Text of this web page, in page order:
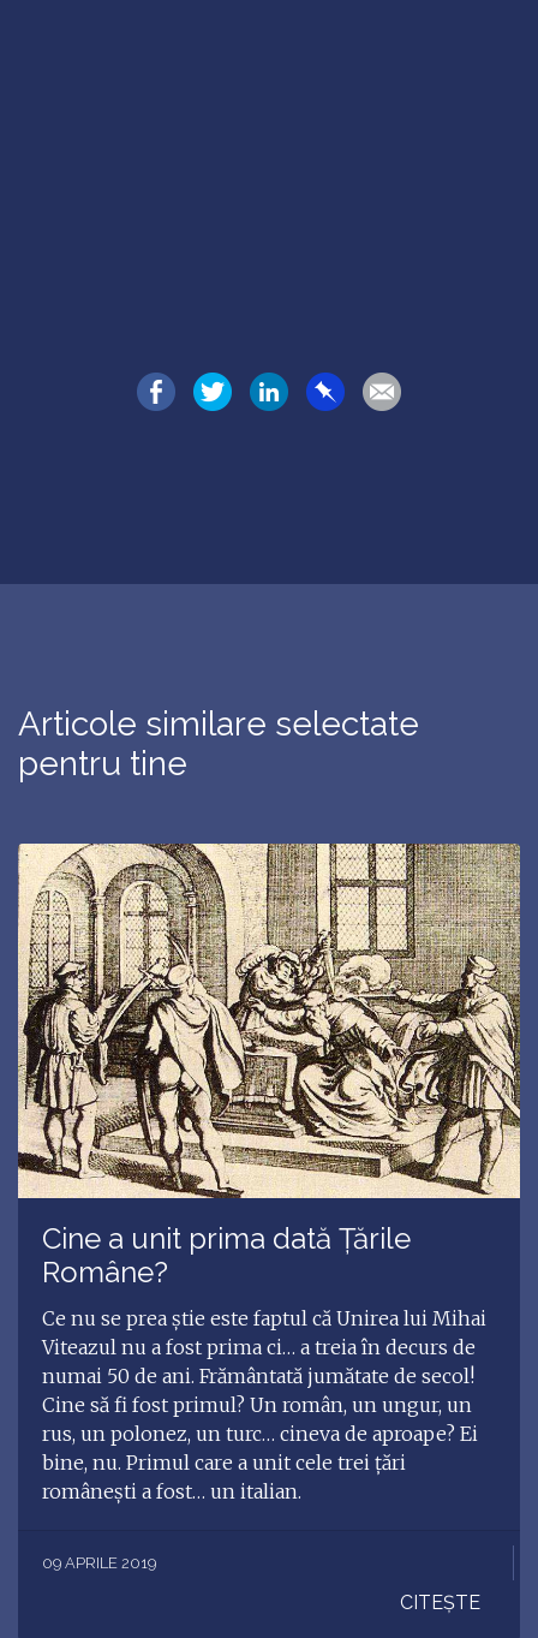
Articole similare selectate
pentru tine
Cine a unit prima dată Țările
Române?
Ce nu se prea știe este faptul că Unirea lui Mihai
Viteazul nu a fost prima ci… a treia în decurs de
numai 50 de ani. Frământată jumătate de secol!
Cine să fi fost primul? Un român, un ungur, un
rus, un polonez, un turc… cineva de aproape? Ei
bine, nu. Primul care a unit cele trei țări
românești a fost… un italian.
09 APRILE 2019
CITEȘTE